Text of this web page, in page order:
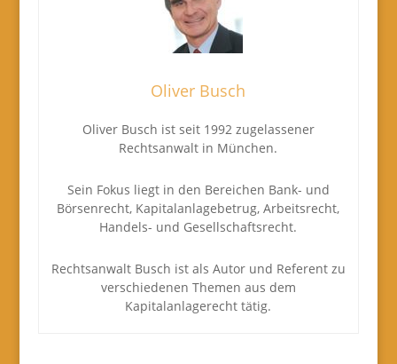
Oliver Busch
Oliver Busch ist seit 1992 zugelassener
Rechtsanwalt in München.
Sein Fokus liegt in den Bereichen Bank- und
Börsenrecht, Kapitalanlagebetrug, Arbeitsrecht,
Handels- und Gesellschaftsrecht.
Rechtsanwalt Busch ist als Autor und Referent zu
verschiedenen Themen aus dem
Kapitalanlagerecht tätig.